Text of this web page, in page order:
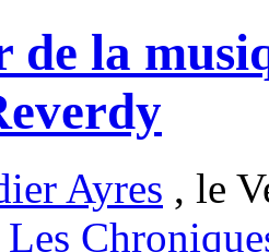
de la
Ayres , le
Les